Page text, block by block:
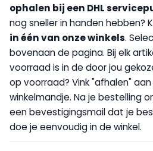
ophalen bij een DHL
nog sneller in handen hebben?
in één van onze winkels.
bovenaan de pagina. Bij elk
voorraad is in de door jou
op voorraad? Vink "afhalen"
winkelmandje. Na je bestelling
een bevestigingsmail dat je
doe je eenvoudig in de winkel.